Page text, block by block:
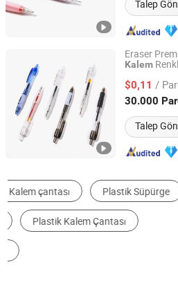
Talep
Eraser
Kalem
$0,11 /
30.000
Talep
Ningbo Taiyu Stationery Co., Ltd.
Zhejiang, China
Kalem Çantaları ve Kılıfları
Kurşun Kalem Kalemtıraş